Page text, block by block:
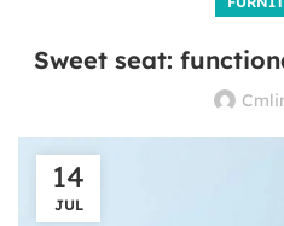
Sweet seat:
14
JUL